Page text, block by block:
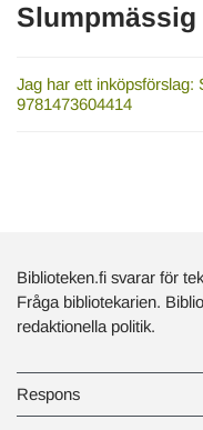
Slumpmässig
Jag har ett inköpsförslag:
9781473604414
Biblioteken.fi svarar för
Fråga bibliotekarien.
redaktionella politik.
Respons